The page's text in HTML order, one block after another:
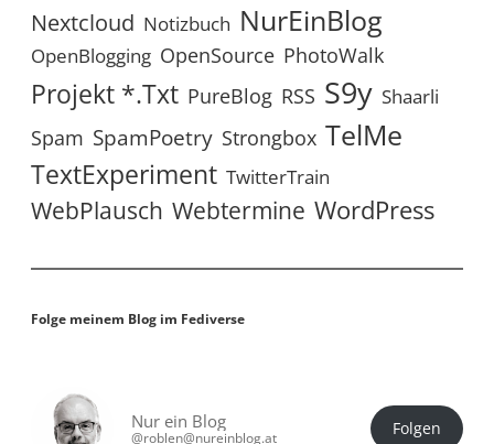
Nextcloud Notizbuch NurEinBlog
OpenBlogging OpenSource PhotoWalk
Projekt *.txt PureBlog RSS S9y Shaarli
Spam SpamPoetry Strongbox TelMe
TextExperiment TwitterTrain
WebPlausch Webtermine WordPress
Folge meinem Blog im Fediverse
Nur ein Blog
@roblen@nureinblog.at Folgen